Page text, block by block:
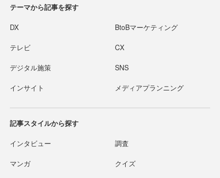
テーマから記事を探す
DX BtoBマーケティング
テレビ CX
デジタル施策 SNS
インサイト メディアプランニング
記事スタイルから探す
インタビュー 調査
マンガ クイズ